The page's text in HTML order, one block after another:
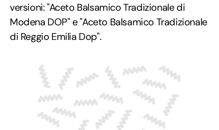
versioni: "Aceto Balsamico Tradizionale di
Modena DOP" e "Aceto Balsamico Tradizionale
di Reggio Emilia Dop".